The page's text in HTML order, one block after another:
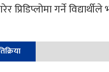
प्रिडिप्लोमा गर्ने